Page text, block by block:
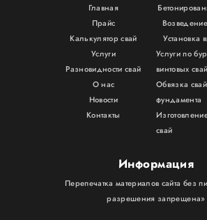
Главная
Прайс
Калькулятор свай
Услуги
Разновидности свай
О нас
Новости
Контакты
Установка
Услуги по
винтовых свай
Обвязка
фундамента
свай
Информация
Перепечатка материалов сайта без
разрешения запрещена»